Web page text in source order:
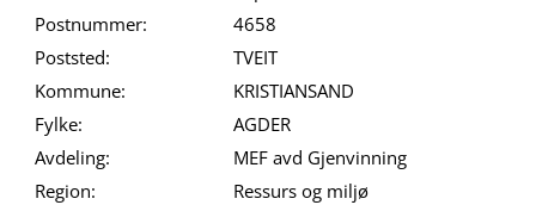
Postnummer:
4658
Poststed:
TVEIT
Kommune:
KRISTIANSAND
Fylke:
AGDER
Avdeling:
MEF avd Gjenvinning
Region:
Ressurs og miljø